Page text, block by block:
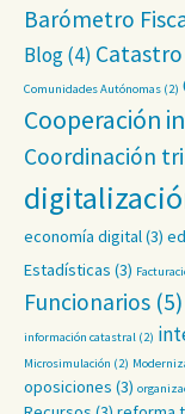
Barómetro
Blog(4) Catastro
Comunidades Autónomas (2)
Cooperación
Coordinación
economía digital(3)
Estadísticas (3)
Funcionarios (5)
información catastral (2)
Microsimulación (2)
oposiciones (3)